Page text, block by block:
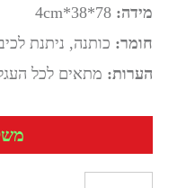
מידה: 78*38*4cm
חומר: כותנה, ניתנת
הערות: מתאים לכל